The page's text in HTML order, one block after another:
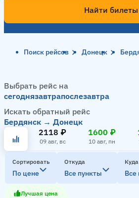
Найти билеты
Поиск рейсов Донецк
Выбрать рейс на
сегоднязавтрапослезавтра
Искать обратный рейс
Бердянск → Донецк
2118 ₽
09 авг, вс
1600 ₽
10 авг, пн
Сортировать
По цене
Откуда
Все пункты
Куда
Все
Лучшая цена